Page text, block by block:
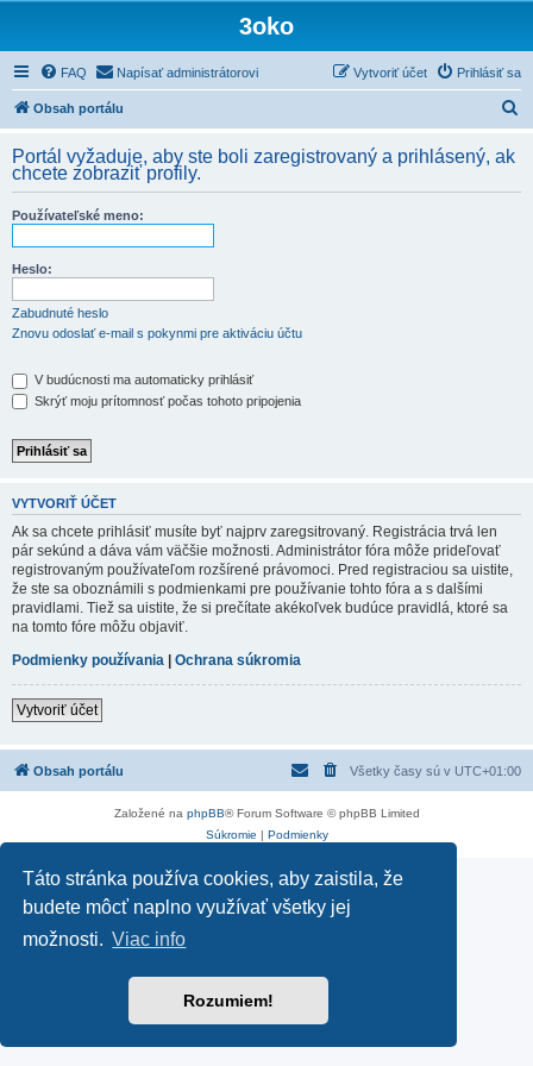
Táto stránka používa cookies, aby zaistila, že
budete môcť naplno využívať všetky jej
možnosti. Viac info
Rozumiem!
3oko
FAQ Napísať administrátorovi Prihlásiť sa
Vytvoriť účet
Obsah portálu
d
Portál vyžaduje, aby ste boli zaregistrovaný a prihlásený, ak
chcete zobraziť profily.
Používateľské meno:
Heslo:
Zabudnuté heslo
Znovu odoslať e-mail s pokynmi pre aktiváciu účtu
V budúcnosti ma automaticky prihlásiť
Skrýť moju prítomnosť počas tohoto pripojenia
VYTVORIŤ ÚČET
Ak sa chcete prihlásiť musíte byť najprv zaregsitrovaný. Registrácia trvá len
pár sekúnd a dáva vám väčšie možnosti. Administrátor fóra môže prideľovať
registrovaným používateľom rozšírené právomoci. Pred registraciou sa uistite,
že ste sa oboznámili s podmienkami pre používanie tohto fóra a s dalšími
pravidlami. Tiež sa uistite, že si prečítate akékoľvek budúce pravidlá, ktoré sa
na tomto fóre môžu objaviť.
Podmienky používania | Ochrana súkromia
Vytvoriť účet
Obsah portálu Všetky časy sú v UTC+01:00
Založené na phpBB® Forum Software © phpBB Limited
Súkromie | Podmienky